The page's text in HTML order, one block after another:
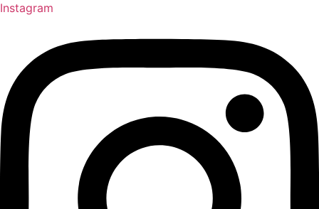
Instagram